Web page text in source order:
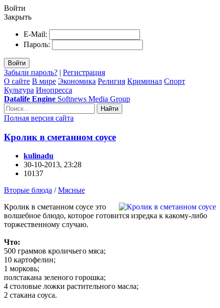
Войти
Закрыть
E-Mail:
Пароль:
Войти
Забыли пароль? | Регистрация
О сайте В мире Экономика Религия Криминал Спорт
Культура Инопресса
Datalife Engine Softnews Media Group
Найти
Полная версия сайта
Кролик в сметанном соусе
kulinadu
30-10-2013, 23:28
10137
Вторые блюда /Мясные
Кролик в сметанном соусе это
волшебное блюдо, которое готовится изредка к какому-либо
торжественному случаю.
Что:
500 граммов кроличьего мяса;
10 картофелин;
1 морковь;
полстакана зеленого горошка;
4 столовые ложки растительного масла;
2 стакана соуса.